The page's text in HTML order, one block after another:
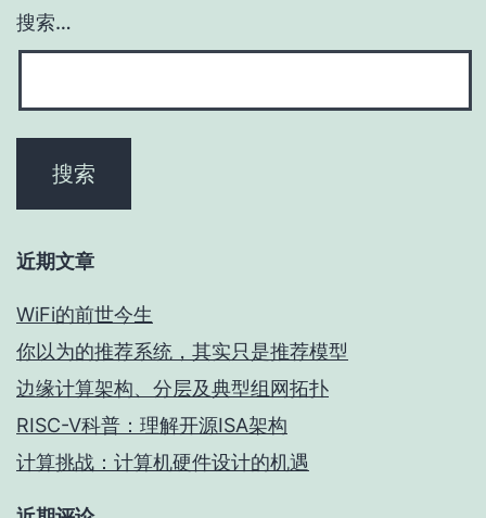
搜索…
近期文章
WiFi的前世今生
你以为的推荐系统，其实只是推荐模型
边缘计算架构、分层及典型组网拓扑
RISC-V科普：理解开源ISA架构
计算挑战：计算机硬件设计的机遇